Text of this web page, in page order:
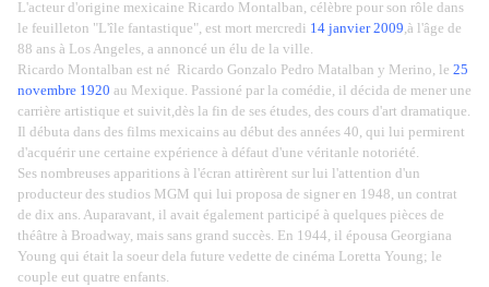
L'acteur d'origine mexicaine Ricardo Montalban, célèbre pour son rôle dans
le feuilleton "L'île fantastique", est mort mercredi 14 janvier 2009,à l'âge de
88 ans à Los Angeles, a annoncé un élu de la ville.
Ricardo Montalban est né Ricardo Gonzalo Pedro Matalban y Merino, le 25
novembre 1920 au Mexique. Passioné par la comédie, il décida de mener une
carrière artistique et suivit,dès la fin de ses études, des cours d'art dramatique.
Il débuta dans des films mexicains au début des années 40, qui lui permirent
d'acquérir une certaine expérience à défaut d'une véritanle notoriété.
Ses nombreuses apparitions à l'écran attirèrent sur lui l'attention d'un
producteur des studios MGM qui lui proposa de signer en 1948, un contrat
de dix ans. Auparavant, il avait également participé à quelques pièces de
théâtre à Broadway, mais sans grand succès. En 1944, il épousa Georgiana
Young qui était la soeur dela future vedette de cinéma Loretta Young; le
couple eut quatre enfants.